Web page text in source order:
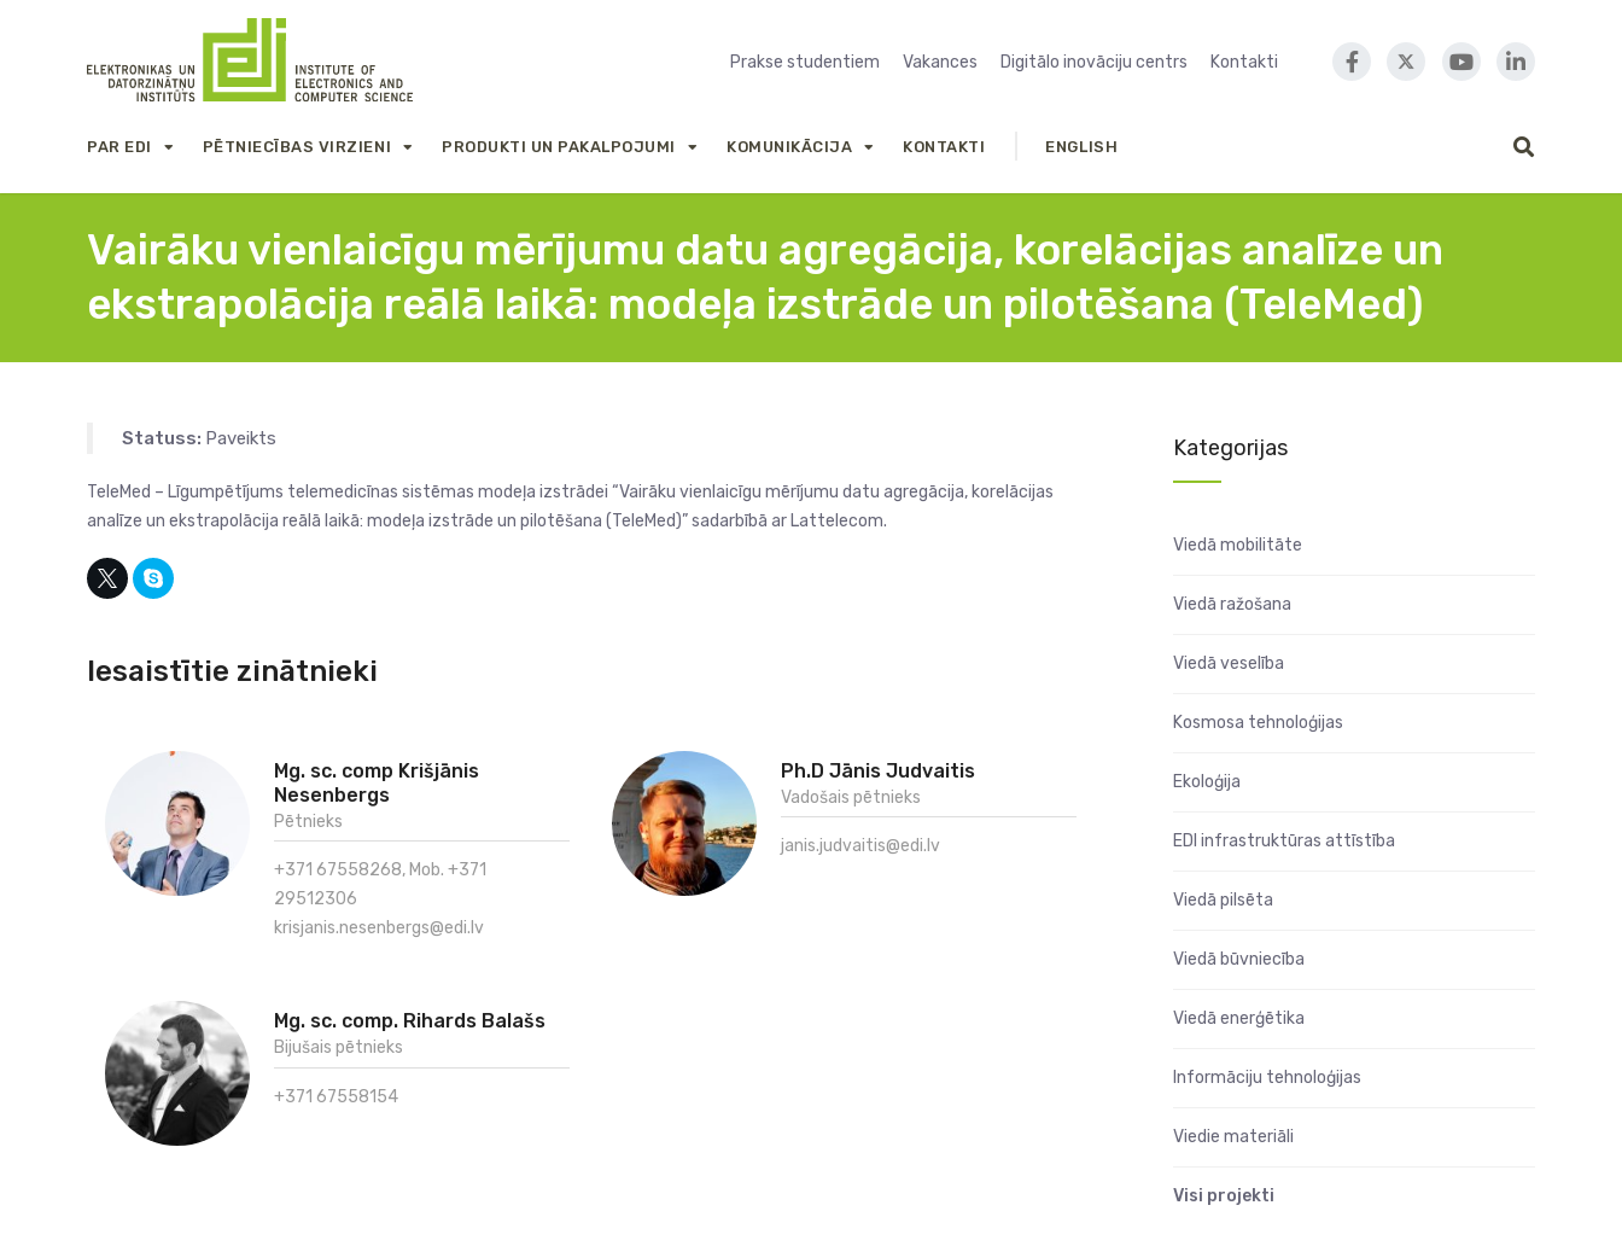
Prakse studentiem Vakances Digitālo inovāciju centrs Kontakti
PAR EDI PĒTNIECĪBAS VIRZIENI PRODUKTI UN PAKALPOJUMI KOMUNIKĀCIJA KONTAKTI ENGLISH
Vairāku vienlaicīgu mērījumu datu agregācija, korelācijas analīze un
ekstrapolācija reālā laikā: modeļa izstrāde un pilotēšana (TeleMed)
Statuss: Paveikts
TeleMed – Līgumpētījums telemedicīnas sistēmas modeļa izstrādei “Vairāku vienlaicīgu mērījumu datu agregācija, korelācijas
analīze un ekstrapolācija reālā laikā: modeļa izstrāde un pilotēšana (TeleMed)” sadarbībā ar Lattelecom.
Iesaistītie zinātnieki
Mg. sc. comp Krišjānis
Nesenbergs
Pētnieks
+371 67558268, Mob. +371
29512306
krisjanis.nesenbergs@edi.lv
Ph.D Jānis Judvaitis
Vadošais pētnieks
janis.judvaitis@edi.lv
Mg. sc. comp. Rihards Balašs
Bijušais pētnieks
+371 67558154
Kategorijas
Viedā mobilitāte
Viedā ražošana
Viedā veselība
Kosmosa tehnoloģijas
Ekoloģija
EDI infrastruktūras attīstība
Viedā pilsēta
Viedā būvniecība
Viedā enerģētika
Informāciju tehnoloģijas
Viedie materiāli
Visi projekti